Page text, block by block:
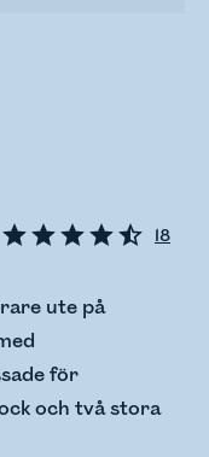
18
ute på
för
och två stora